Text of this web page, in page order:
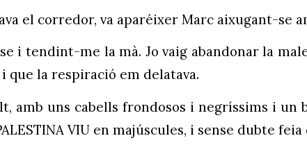
el corredor, va aparéixer Marc aixugant-se
se i tendint-me la mà. Jo vaig abandonar la
que la respiració em delatava.
amb uns cabells frondosos i negríssims i un
VIU en majúscules, i sense dubte